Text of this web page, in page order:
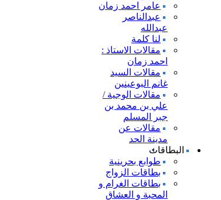
عامر احمد زمان
عبدالناصر
عبدالله
لنا كلمة
مقالات الاستاذ :
احمد زمان
مقالات السيد
غانم البوعينين
مقالات الوجية /
علي بن محمد بن
جبر المسلم
مقالات عن
مدينة الحد
البطاقات
طوابع بحرينية
بطاقات الزواج
بطاقات الغرام و
المحبة و العشاق